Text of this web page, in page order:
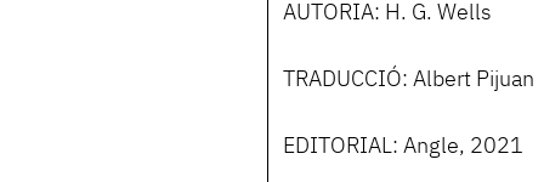
AUTORIA: H. G. Wells
TRADUCCIÓ: Albert Pijuan
EDITORIAL: Angle, 2021